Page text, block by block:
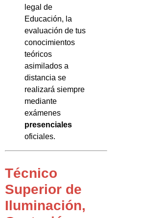
legal de
Educación, la
evaluación de tus
conocimientos
teóricos
asimilados a
distancia se
realizará siempre
mediante
exámenes
presenciales
oficiales.
Técnico
Superior de
Iluminación,